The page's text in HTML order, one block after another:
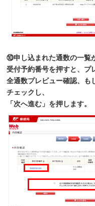
⑩申し込まれた通数の一覧
受付予約番号を押すと、プ
全通数プレビュー確認、も
チェックし、
「次へ進む」を押します。